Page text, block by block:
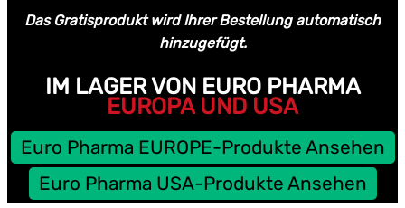
Das Gratisprodukt wird Ihrer Bestellung automatisch
hinzugefügt.
IM LAGER VON EURO PHARMA
EUROPA UND USA
Euro Pharma EUROPE-Produkte Ansehen
Euro Pharma USA-Produkte Ansehen